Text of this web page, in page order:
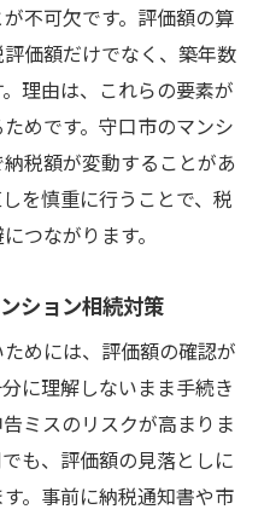
不可欠です。評価額の算
価額だけでなく、築年数
理由は、これらの要素が
めです。守口市のマンシ
税額が変動することがあ
を慎重に行うことで、税
つながります。
ション相続対策
めには、評価額の確認が
に理解しないまま手続き
ミスのリスクが高まりま
も、評価額の見落としに
。事前に納税通知書や市